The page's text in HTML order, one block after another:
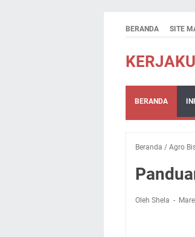
BERANDA SITE
BERANDA
Beranda / Agro
Oleh Shela